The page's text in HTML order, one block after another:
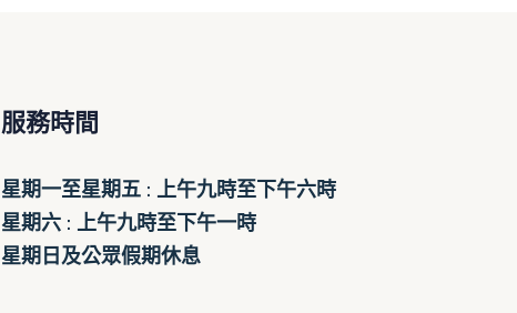
服務時間
星期一至星期五 : 上午九時至下午六時
星期六 : 上午九時至下午一時
星期日及公眾假期休息